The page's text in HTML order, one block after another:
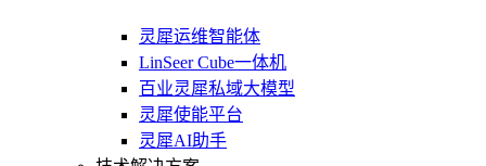
灵犀运维智能体
LinSeer Cube一体机
百业灵犀私域大模型
灵犀使能平台
灵犀AI助手